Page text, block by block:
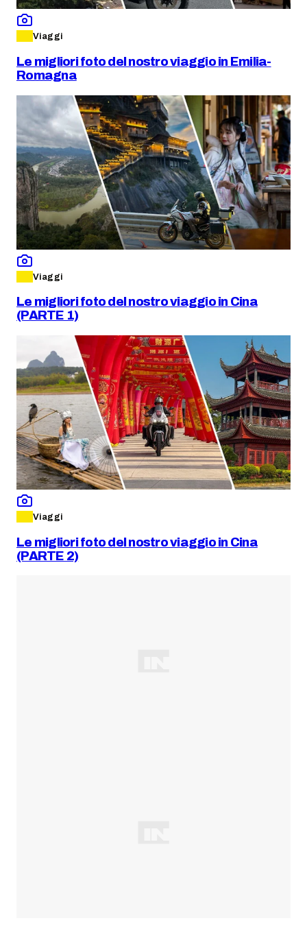
Viaggi
Le migliori foto del nostro viaggio in Emilia-
Romagna
Viaggi
Le migliori foto del nostro viaggio in Cina
(PARTE 1)
Viaggi
Le migliori foto del nostro viaggio in Cina
(PARTE 2)